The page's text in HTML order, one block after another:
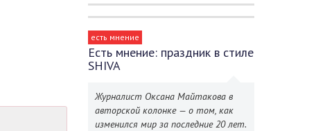
есть мнение
Есть мнение: праздник в стиле
SHIVA
Журналист Оксана Майтакова в
авторской колонке — о том, как
изменился мир за последние 20 лет.